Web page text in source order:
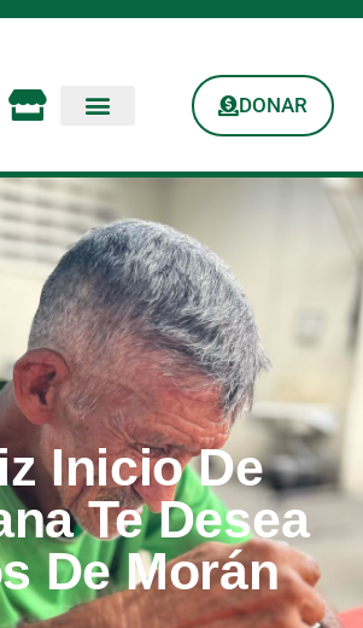
DONAR
Inicio De
Te Desea
De Morán